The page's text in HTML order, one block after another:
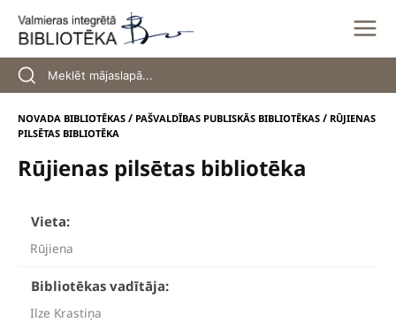
content
NOVADA BIBLIOTĒKAS / PAŠVALDĪBAS PUBLISKĀS BIBLIOTĒKAS / RŪJIENAS
PILSĒTAS BIBLIOTĒKA
Rūjienas pilsētas bibliotēka
Vieta:
Rūjiena
Bibliotēkas vadītāja:
Ilze Krastiņa